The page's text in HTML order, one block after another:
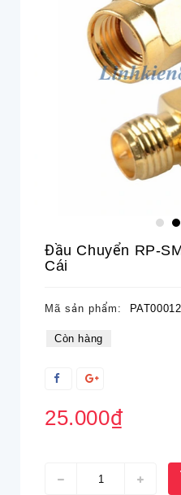
Đầu Chuyển RP-
Cái
Mã sản phẩm: PAT00012
Còn hàng
25.000₫